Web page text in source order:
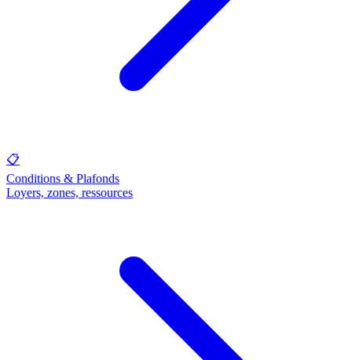
📋
Conditions & Plafonds
Loyers, zones, ressources